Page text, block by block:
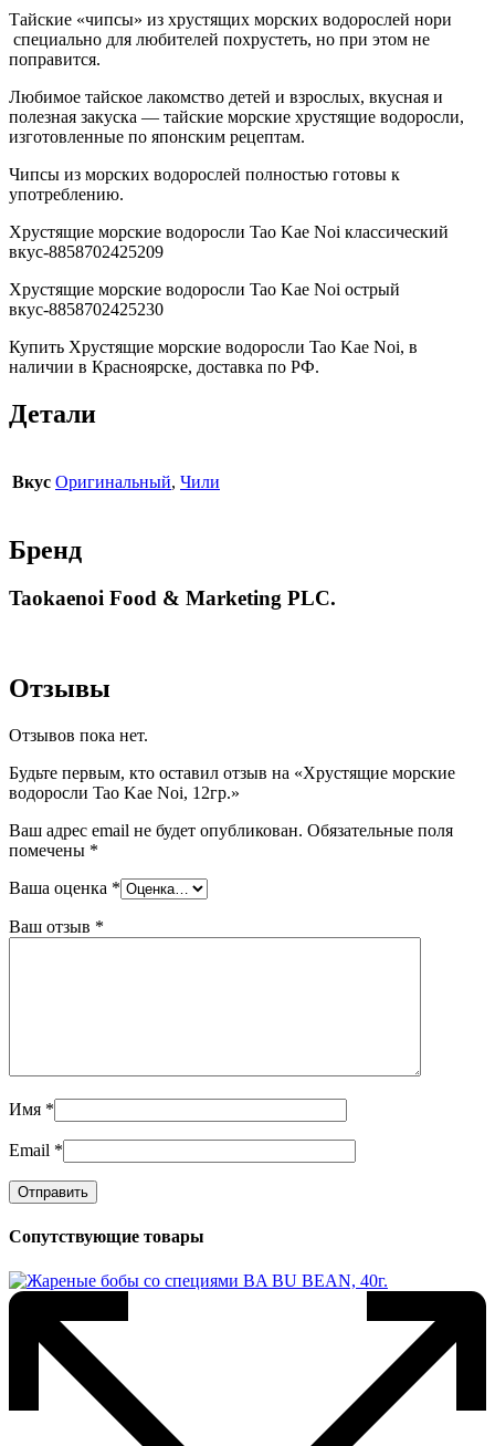
Тайские «чипсы» из хрустящих морских водорослей нори
специально для любителей похрустеть, но при этом не
поправится.
Любимое тайское лакомство детей и взрослых, вкусная и
полезная закуска — тайские морские хрустящие водоросли,
изготовленные по японским рецептам.
Чипсы из морских водорослей полностью готовы к
употреблению.
Хрустящие морские водоросли Tao Kae Noi классический
вкус-8858702425209
Хрустящие морские водоросли Tao Kae Noi острый
вкус-8858702425230
Купить Хрустящие морские водоросли Tao Kae Noi, в
наличии в Красноярске, доставка по РФ.
Детали
Вкус Оригинальный, Чили
Бренд
Taokaenoi Food & Marketing PLC.
Отзывы
Отзывов пока нет.
Будьте первым, кто оставил отзыв на «Хрустящие морские
водоросли Tao Kae Noi, 12гр.»
Ваш адрес email не будет опубликован. Обязательные поля
помечены *
Ваша оценка *
Ваш отзыв *
Имя *
Email *
Сопутствующие товары